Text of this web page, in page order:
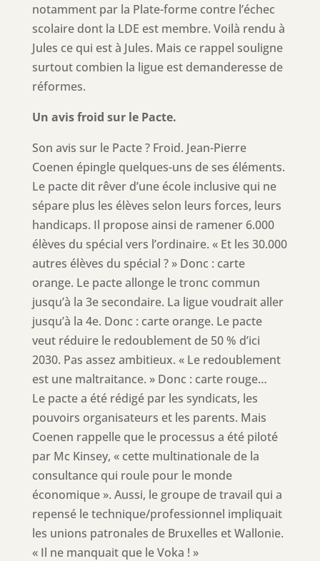
notamment par la Plate-forme contre l’échec
scolaire dont la LDE est membre. Voilà rendu à
Jules ce qui est à Jules. Mais ce rappel souligne
surtout combien la ligue est demanderesse de
réformes.
Un avis froid sur le Pacte.
Son avis sur le Pacte ? Froid. Jean-Pierre
Coenen épingle quelques-uns de ses éléments.
Le pacte dit rêver d’une école inclusive qui ne
sépare plus les élèves selon leurs forces, leurs
handicaps. Il propose ainsi de ramener 6.000
élèves du spécial vers l’ordinaire. « Et les 30.000
autres élèves du spécial ? » Donc : carte
orange. Le pacte allonge le tronc commun
jusqu’à la 3e secondaire. La ligue voudrait aller
jusqu’à la 4e. Donc : carte orange. Le pacte
veut réduire le redoublement de 50 % d’ici
2030. Pas assez ambitieux. « Le redoublement
est une maltraitance. » Donc : carte rouge…
Le pacte a été rédigé par les syndicats, les
pouvoirs organisateurs et les parents. Mais
Coenen rappelle que le processus a été piloté
par Mc Kinsey, « cette multinationale de la
consultance qui roule pour le monde
économique ». Aussi, le groupe de travail qui a
repensé le technique/professionnel impliquait
les unions patronales de Bruxelles et Wallonie.
« Il ne manquait que le Voka ! »